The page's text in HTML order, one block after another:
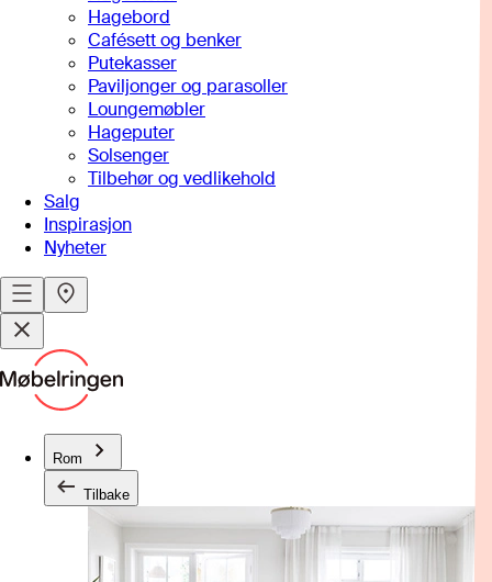
Hagebord
Cafésett og benker
Putekasser
Paviljonger og parasoller
Loungemøbler
Hageputer
Solsenger
Tilbehør og vedlikehold
Salg
Inspirasjon
Nyheter
Rom
Tilbake